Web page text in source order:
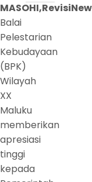
Balai
Pelestarian
Kebudayaan
(BPK)
Wilayah
XX
Maluku
memberikan
apresiasi
tinggi
kepada